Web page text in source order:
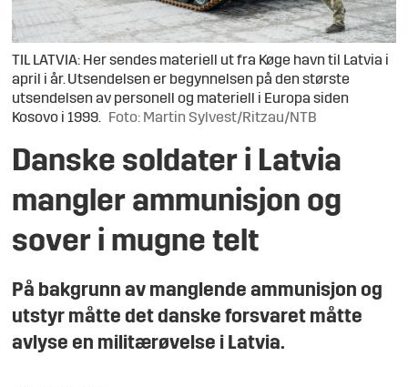
TIL LATVIA: Her sendes materiell ut fra Køge havn til Latvia i
april i år. Utsendelsen er begynnelsen på den største
utsendelsen av personell og materiell i Europa siden
Kosovo i 1999.
Foto: Martin Sylvest/Ritzau/NTB
Danske soldater i Latvia
mangler ammunisjon og
sover i mugne telt
På bakgrunn av manglende ammunisjon og
utstyr måtte det danske forsvaret måtte
avlyse en militærøvelse i Latvia.